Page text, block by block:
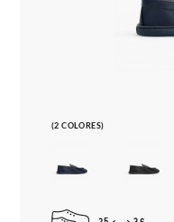
(2 COLORES)